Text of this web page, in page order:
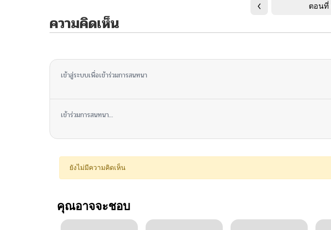
ตอนที่
ความคิดเห็น
เข้าสู่ระบบเพื่อเข้าร่วมการสนทนา
เข้าร่วมการสนทนา...
ยังไม่มีความคิดเห็น
คุณอาจจะชอบ